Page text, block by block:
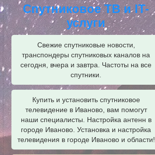
Спутниковое ТВ и IT-
услуги
Свежие спутниковые новости,
транспондеры спутниковых каналов на
сегодня, вчера и завтра. Частоты на все
спутники.
Купить и установить спутниковое
телевидение в Иваново, вам помогут
наши специалисты. Настройка антенн в
городе Иваново. Установка и настройка
телевидения в городе Иваново и области!